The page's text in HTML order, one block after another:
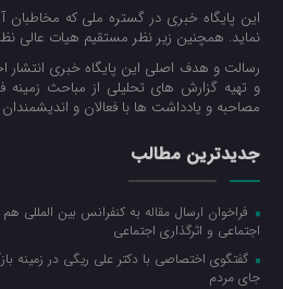
این پایگاه خبری در گستره ملی که
نماید. همچنین زیر نظر مستقیم هیات عالی
رسالت و هدف اصلی این پایگاه خبری انتشار
و تهیه گزارش های تحلیلی از مباحث زمینه
مصاحبه و یادداشت ها با فعالان و
جدیدترین مطالب
فراخوان ارسال مقاله به کنفرانس بین المللی
اجتماعی و اثرگذاری اجتماعی
گفتگوی اختصاصی با دکتر علی ریگی در زمینه
جای مردم